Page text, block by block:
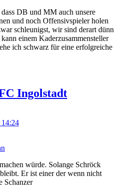
DB und MM auch unsere
und noch Offensivspieler holen
schleunigst, wir sind derart dünn
einem Kaderzusammensteller
ich schwarz für eine erfolgreiche
Ingolstadt
würde. Solange Schröck
Er ist einer der wenn nicht
Schanzer